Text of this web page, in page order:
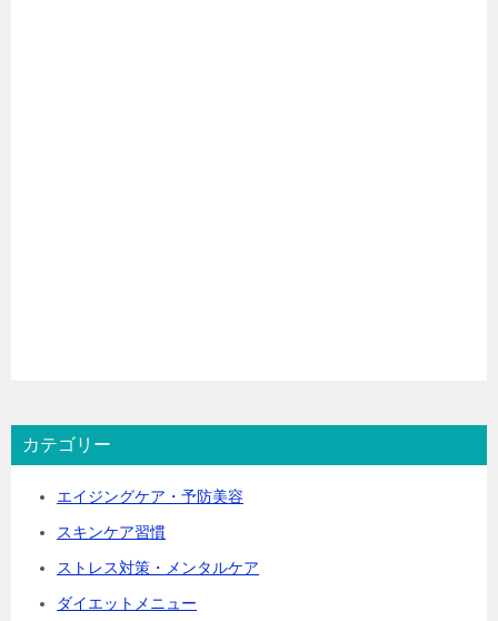
カテゴリー
エイジングケア・予防美容
スキンケア習慣
ストレス対策・メンタルケア
ダイエットメニュー